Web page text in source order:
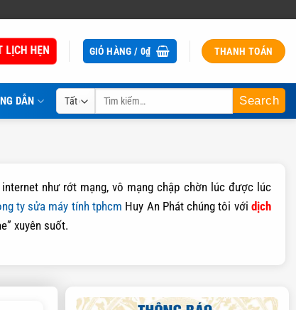
LỊCH HẸN GIỎ HÀNG /0₫ THANH TOÁN
DẪN
Tìm
như rớt mạng, vô mạng chập chờn lúc được lúc
ty sửa máy tính tphcm Huy An Phát chúng tôi vớidịch
xuyên suốt.